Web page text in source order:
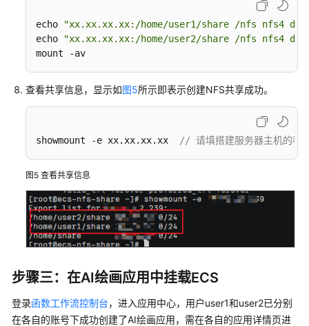
画
用
用
部
AI
绘
画
ComfyUI/ComfyUI+FLUX
用
使
用
echo
"xx.xx.xx.xx:/home/user1/share /nfs nfs4
echo
"xx.xx.xx.xx:/home/user2/share /nfs nfs4
mount -av
查看共享信息，显示如图5所示即表示创建NFS共享成功。
showmount -e xx.xx.xx.xx // 请填搭建服务器主机的私
图5 查看共享信息
步骤三：在AI绘画应用中挂载ECS
登录函数工作流控制台，进入应用中心，用户user1和user2已分别
在各自的账号下成功创建了AI绘画应用，需在各自的应用详情页进